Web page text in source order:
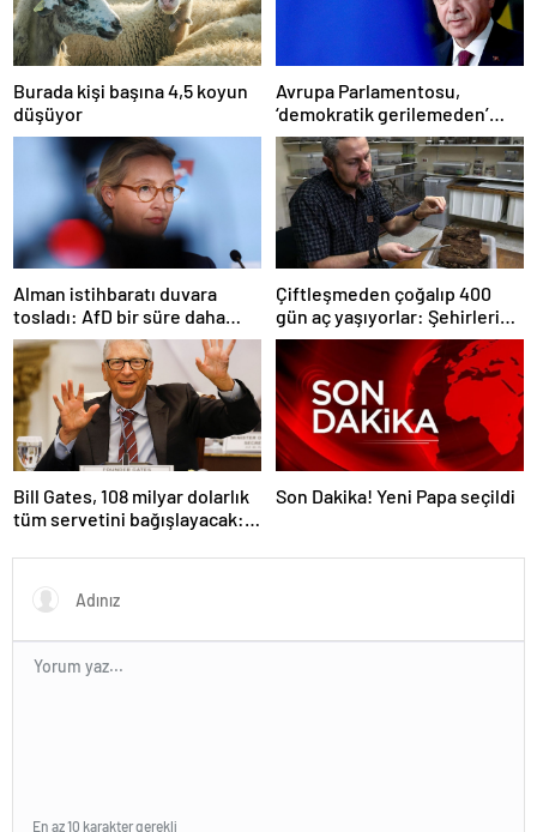
Burada kişi başına 4,5 koyun
düşüyor
Avrupa Parlamentosu,
‘demokratik gerilemeden’
dolayı ‘Türkiye’nin AB üyelik
süreci süresiz dondu’
Alman istihbaratı duvara
tosladı: AfD bir süre daha
‘aşırı sağcı örgüt’ değil
Çiftleşmeden çoğalıp 400
gün aç yaşıyorlar: Şehirleri
ele geçiriyorlar
Bill Gates, 108 milyar dolarlık
tüm servetini bağışlayacak:
Son Dakika! Yeni Papa seçildi
En az 10 karakter gerekli